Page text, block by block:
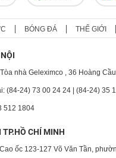
BÓNG ĐÁ THẾ GIỚI
nhà Geleximco , 36 Hoàng
(84-24) 73 00 24 24 | (84-24) 35
512 1804
CHÍ MINH
ốc 123-127 Võ Văn Tần,